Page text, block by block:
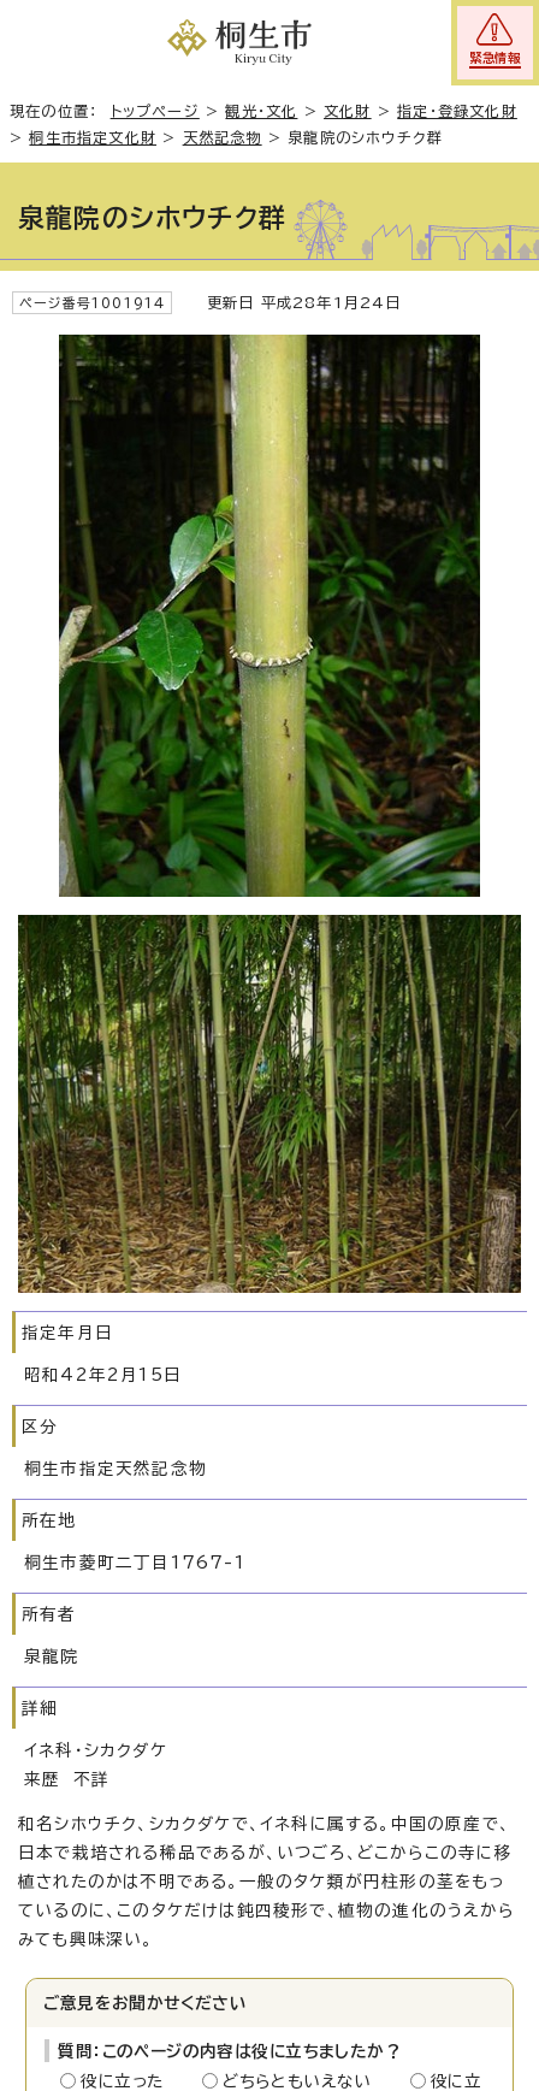
緊急情報
現在の位置： トップページ >観光・文化 >文化財 >指定・登録文化財
>桐生市指定文化財 > 天然記念物 > 泉龍院のシホウチク群
泉龍院のシホウチク群
ページ番号1001914 更新日 平成28年1月24日
指定年月日
昭和42年2月15日
区分
桐生市指定天然記念物
所在地
桐生市菱町二丁目1767-1
所有者
泉龍院
詳細
イネ科・シカクダケ
来歴 不詳
和名シホウチク、シカクダケで、イネ科に属する。中国の原産で、
日本で栽培される稀品であるが、いつごろ、どこからこの寺に移
植されたのかは不明である。一般のタケ類が円柱形の茎をもっ
ているのに、このタケだけは鈍四稜形で、植物の進化のうえから
みても興味深い。
ご意見をお聞かせください
質問：このページの内容は役に立ちましたか？
役に立った
どちらともいえない
役に立